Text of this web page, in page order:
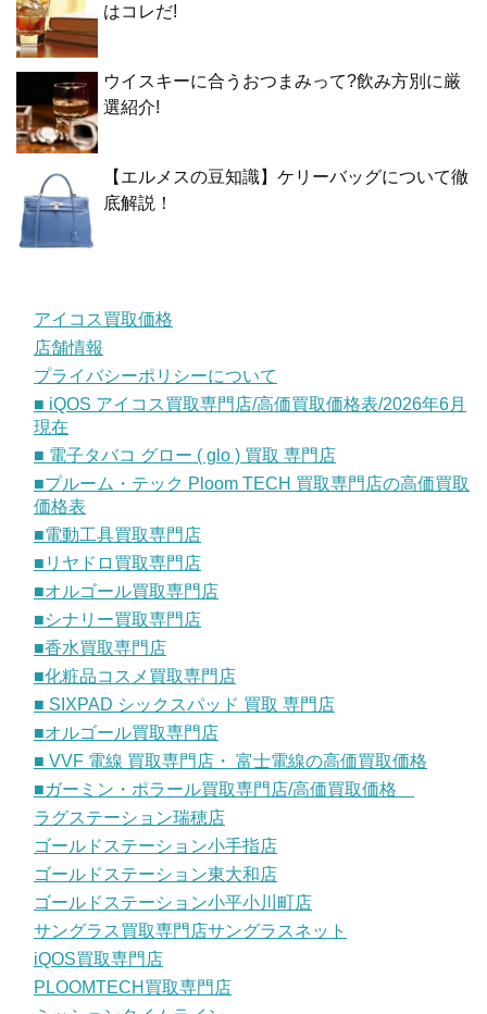
はコレだ!
ウイスキーに合うおつまみって?飲み方別に厳
選紹介!
【エルメスの豆知識】ケリーバッグについて徹
底解説！
アイコス買取価格
店舗情報
プライバシーポリシーについて
■ iQOS アイコス買取専門店/高価買取価格表/2026年6月
現在
■ 電子タバコ グロー ( glo ) 買取 専門店
■プルーム・テック Ploom TECH 買取専門店の高価買取
価格表
■電動工具買取専門店
■リヤドロ買取専門店
■オルゴール買取専門店
■シナリー買取専門店
■香水買取専門店
■化粧品コスメ買取専門店
■ SIXPAD シックスパッド 買取 専門店
■オルゴール買取専門店
■ VVF 電線 買取専門店・ 富士電線の高価買取価格
■ガーミン・ポラール買取専門店/高価買取価格
ラグステーション瑞穂店
ゴールドステーション小手指店
ゴールドステーション東大和店
ゴールドステーション小平小川町店
サングラス買取専門店サングラスネット
iQOS買取専門店
PLOOMTECH買取専門店